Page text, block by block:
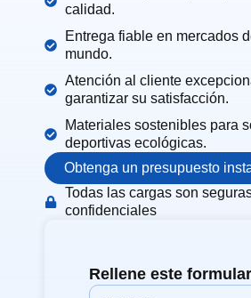
calidad.
Entrega fiable en mercados
mundo.
Atención al cliente
garantizar su satisfacción.
Materiales sostenibles para
deportivas ecológicas.
Obtenga un presupuesto
Todas las cargas son
confidenciales
Rellene este